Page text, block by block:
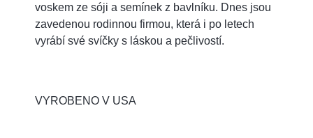
voskem ze sóji a semínek z bavlníku. Dnes jsou
zavedenou rodinnou firmou, která i po letech
vyrábí své svíčky s láskou a pečlivostí.
VYROBENO V USA